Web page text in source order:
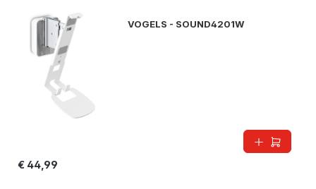
VOGELS - SOUND4201W
€ 44,99